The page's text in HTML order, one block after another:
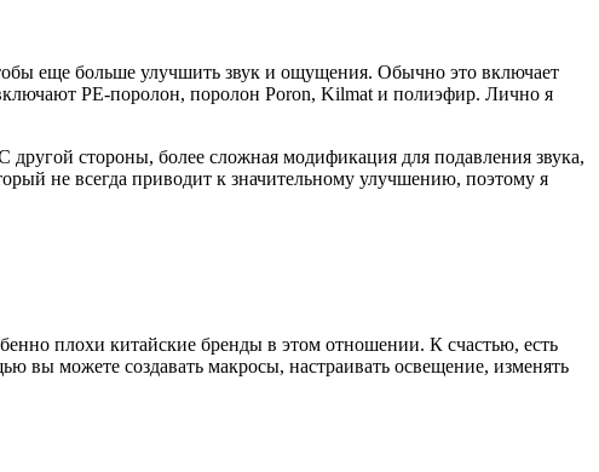
еще больше улучшить звук и ощущения. Обычно это включает
PE-поролон, поролон Poron, Kilmat и полиэфир. Лично я
стороны, более сложная модификация для подавления звука,
не всегда приводит к значительному улучшению, поэтому я
плохи китайские бренды в этом отношении. К счастью, есть
вы можете создавать макросы, настраивать освещение, изменять